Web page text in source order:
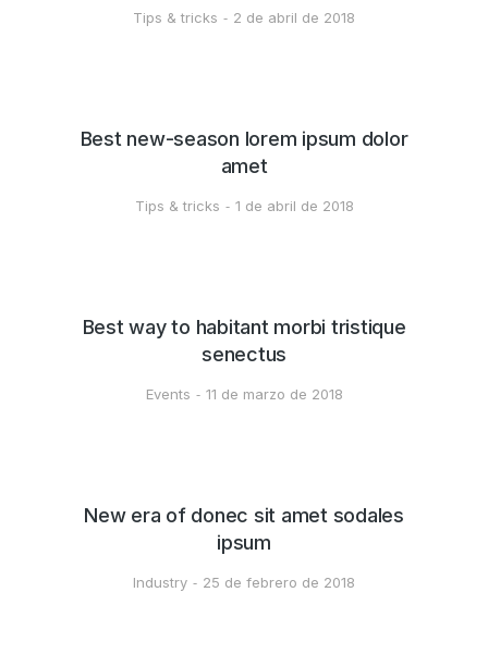
Tips & tricks 2 de abril de 2018
Best new-season lorem ipsum dolor
amet
Tips & tricks 1 de abril de 2018
Best way to habitant morbi tristique
senectus
Events 11 de marzo de 2018
New era of donec sit amet sodales
ipsum
Industry 25 de febrero de 2018